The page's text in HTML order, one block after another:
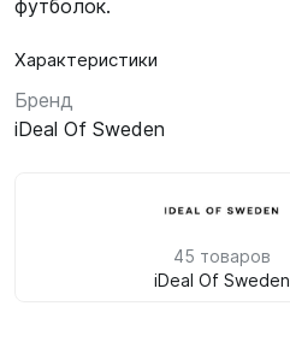
футболок.
Характеристики
Бренд
iDeal Of Sweden
45 товаров
iDeal Of Sweden